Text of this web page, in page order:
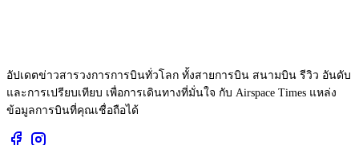
อัปเดตข่าวสารวงการการบินทั่วโลก ทั้งสายการบิน สนามบิน รีวิว อันดับ
และการเปรียบเทียบ เพื่อการเดินทางที่มั่นใจ กับ Airspace Times แหล่ง
ข้อมูลการบินที่คุณเชื่อถือได้